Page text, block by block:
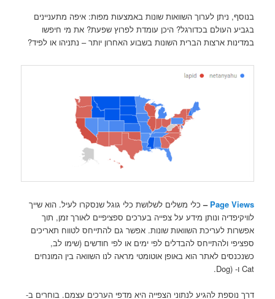
בנוסף, ניתן לערוך השוואות שונות באמצעות מפות: איפה מתעניינים
בגביע העולם בכדורגל? היכן עומדת לפרוץ שפעת? את מי חיפשו
במדינות ארצות הברית השונות בשבוע האחרון יותר – נתניהו או לפיד?
Page Views
–כלי משלים לשלושת כלי גוגל שנסקרו לעיל. הוא שייך
לוויקיפדיה ונותן מידע על צפייה בערכים ספציפיים לאורך זמן, תוך
אפשרות לעריכת השוואות שונות. אפשר גם להתייחס לטווח תאריכים
ספציפי ולהתייחס להבדלים לפי ימים או לפי חודשים (שימו לב,
כשנכנסים לאתר הוא באופן אוטומטי מראה לנו השוואה בין המונחים
Cat ו- (Dog.
דרך נוספת להגיע לנתוני הצפייה היא מדפי הערכים עצמם. בוחרים ב-